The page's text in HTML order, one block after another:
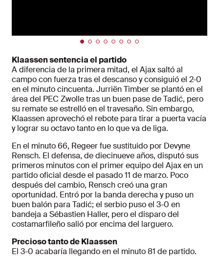
Klaassen sentencia el partido
A diferencia de la primera mitad, el Ajax saltó al
campo con fuerza tras el descanso y consiguió el 2-0
en el minuto cincuenta. Jurriën Timber se plantó en el
área del PEC Zwolle tras un buen pase de Tadić, pero
su remate se estrelló en el travesaño. Sin embargo,
Klaassen aprovechó el rebote para tirar a puerta vacía
y lograr su octavo tanto en lo que va de liga.
En el minuto 66, Regeer fue sustituido por Devyne
Rensch. El defensa, de diecinueve años, disputó sus
primeros minutos con el primer equipo del Ajax en un
partido oficial desde el pasado 11 de marzo. Poco
después del cambio, Rensch creó una gran
oportunidad. Entró por la banda derecha y puso un
buen balón para Tadić; el serbio puso el 3-0 en
bandeja a Sébastien Haller, pero el disparo del
costamarfileño salió por encima del larguero.
Precioso tanto de Klaassen
El 3-0 acabaría llegando en el minuto 81 de partido.